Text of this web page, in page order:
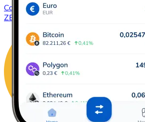
ComprarZCash
con transferencia
ZEC